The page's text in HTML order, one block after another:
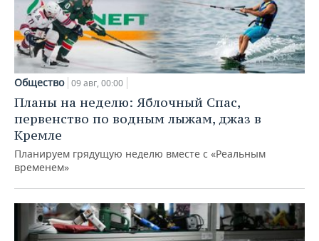
Общество 09 авг, 00:00
Планы на неделю: Яблочный Спас,
первенство по водным лыжам, джаз в
Кремле
Планируем грядущую неделю вместе с «Реальным
временем»